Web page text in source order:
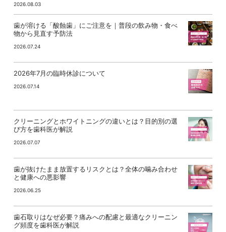
2026.08.03
歯が溶ける「酸蝕歯」にご注意を｜普段の飲み物・食べ
物から見直す予防法
2026.07.24
2026年7月の臨時休診について
2026.07.14
クリーニングとホワイトニングの違いとは？目的別の選
び方を歯科医が解説
2026.07.07
歯が抜けたまま放置するリスクとは？全体の噛み合わせ
と健康への悪影響
2026.06.25
歯石取りはなぜ必要？痛みへの配慮と最適なクリーニン
グ頻度を歯科医が解説